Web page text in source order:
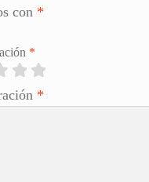
con *
*
*